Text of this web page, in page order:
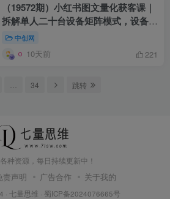
（19572期）小红书图文量化获客课｜
拆解单人二十台设备矩阵模式，设备风
控图文创作合规引流一站式落地实操
中创网
10天前 221
34 跳转
种资源，每日持续更新中！
责声明 广告合作 关于我的
· 七量思维 · 蜀ICP备2024076665号